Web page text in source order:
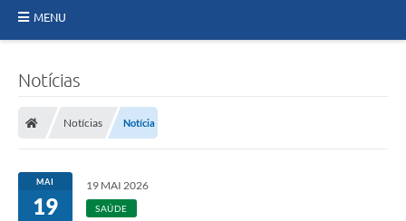
MENU
Meio Ambiente
Ouvidoria
Notícias
Notícias Notícia
MAI
19
19 MAI 2026
SAÚDE